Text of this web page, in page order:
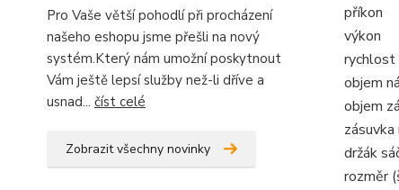
Pro Vaše větší pohodlí při procházení
našeho eshopu jsme přešli na nový
systém.Který nám umožní poskytnout
Vám ještě lepsí služby než-li dříve a
usnad... číst celé
Zobrazit všechny novinky
příkon
výkon
objem
objem
držák
rozměr